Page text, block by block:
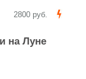
2800 руб.
на Луне